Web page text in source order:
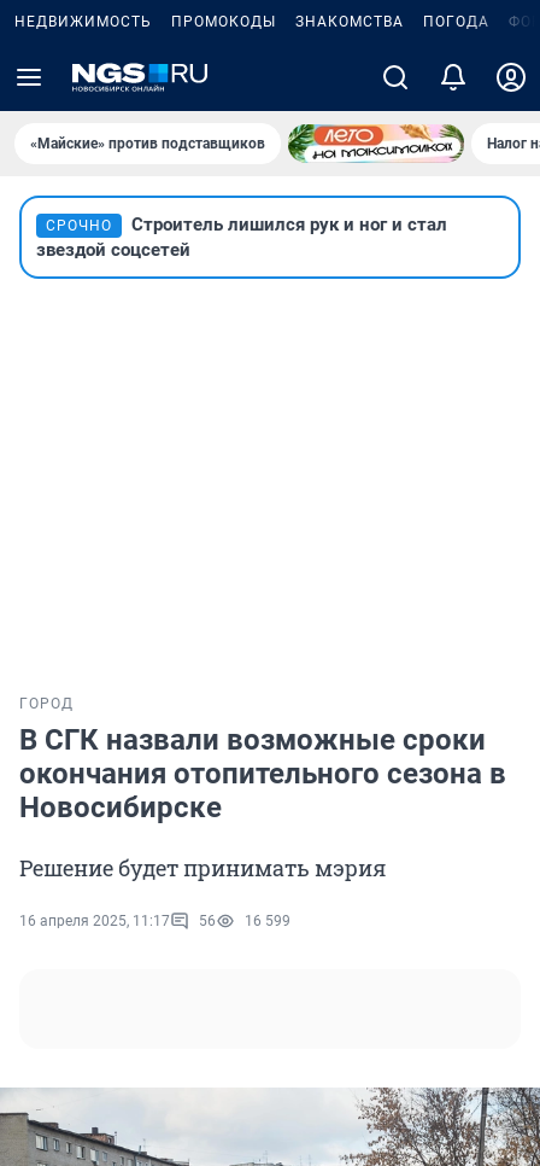
НЕДВИЖИМОСТЬ ПРОМОКОДЫ ЗНАКОМСТВА ПОГОДА
«Майские» против подставщиков Налог
СРОЧНО
Строитель лишился рук и ног и стал
звездой соцсетей
ГОРОД
В СГК назвали возможные сроки
окончания отопительного сезона в
Новосибирске
Решение будет принимать мэрия
16 апреля 2025, 11:17 56 16 599